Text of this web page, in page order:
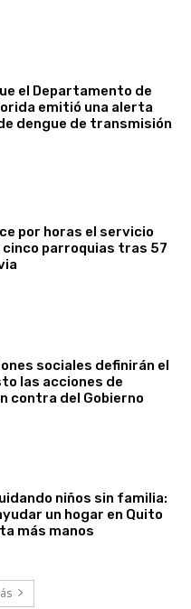
el Departamento de
emitió una alerta
dengue de transmisión
por horas el servicio
cinco parroquias tras 57
sociales definirán el
las acciones de
contra del Gobierno
niños sin familia:
un hogar en Quito
más manos